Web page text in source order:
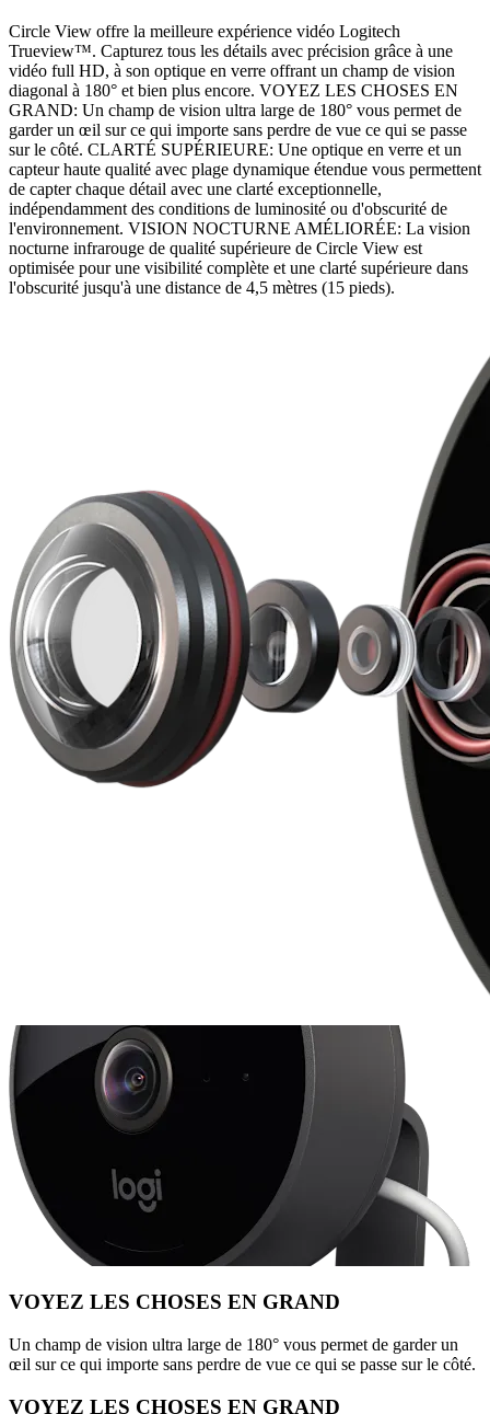
Circle View offre la meilleure expérience vidéo Logitech
Trueview™. Capturez tous les détails avec précision grâce à une
vidéo full HD, à son optique en verre offrant un champ de vision
diagonal à 180° et bien plus encore. VOYEZ LES CHOSES EN
GRAND: Un champ de vision ultra large de 180° vous permet de
garder un œil sur ce qui importe sans perdre de vue ce qui se passe
sur le côté. CLARTÉ SUPÉRIEURE: Une optique en verre et un
capteur haute qualité avec plage dynamique étendue vous permettent
de capter chaque détail avec une clarté exceptionnelle,
indépendamment des conditions de luminosité ou d'obscurité de
l'environnement. VISION NOCTURNE AMÉLIORÉE: La vision
nocturne infrarouge de qualité supérieure de Circle View est
optimisée pour une visibilité complète et une clarté supérieure dans
l'obscurité jusqu'à une distance de 4,5 mètres (15 pieds).
VOYEZ LES CHOSES EN GRAND
Un champ de vision ultra large de 180° vous permet de garder un
œil sur ce qui importe sans perdre de vue ce qui se passe sur le côté.
VOYEZ LES CHOSES EN GRAND